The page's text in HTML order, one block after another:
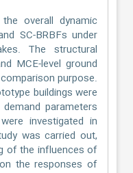
overall dynamic
SC-BRBFs under
The structural
MCE-level ground
purpose.
buildings were
parameters
investigated in
was carried out,
of the influences of
the responses of